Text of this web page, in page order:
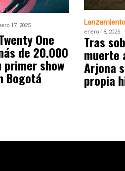
17, 2025
One
de 20.000
primer show
Bogotá
enero 18, 2025
Tras
muerte
Arjona
propia